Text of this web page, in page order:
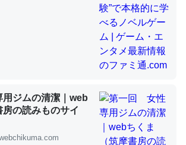
拮抗してるのでは」とあって面白い。海に
ブトガニ・ウミグモ）はカルシウムを使わ
してる筈だが、酵素が違うのか？
発表】昆虫学の大問題＝「昆虫はなぜ海にいな
とカルシウムを大量に使う脊椎動物と貝
ジムの清潔｜web
の読みものサイ